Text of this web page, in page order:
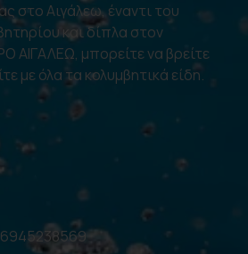
στο Αιγάλεω, έναντι του
και δίπλα στον
ΑΙΓΑΛΕΩ, μπορείτε να βρείτε
με όλα τα κολυμβητικά είδη.
6945238569